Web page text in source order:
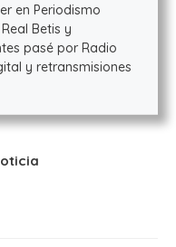
en Periodismo
Betis y
pasé por Radio
y retransmisiones